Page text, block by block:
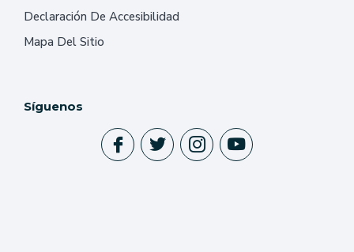
Declaración De Accesibilidad
Mapa Del Sitio
Síguenos